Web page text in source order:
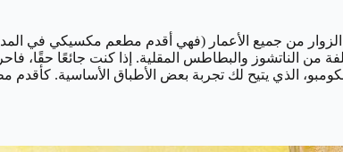
العديد من الزوار من جميع الأعمار (فهي أقدم مطعم مكسيكي
من الناتشوز والبطاطس المقلية. إذا كنت جائعًا حقًا،
الذي يتيح لك تجربة بعض الأطباق الأساسية.